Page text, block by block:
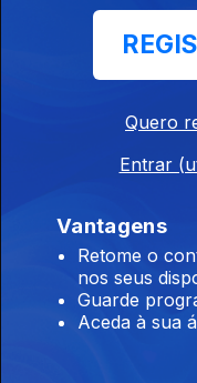
Quero
Entrar
Vantagens
Retome o
nos seus
Guarde
Aceda à sua